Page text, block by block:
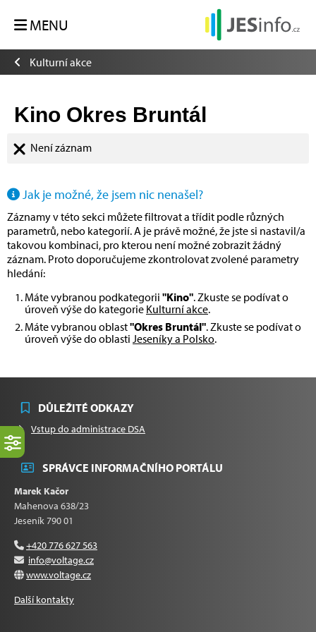
MENU
Kulturní akce
Kino Okres Bruntál
Není záznam
Jak je možné, že jsem nic nenašel?
Záznamy v této sekci můžete filtrovat a třídit podle různých
parametrů, nebo kategorií. A je právě možné, že jste si nastavil/a
takovou kombinaci, pro kterou není možné zobrazit žádný
záznam. Proto doporučujeme zkontrolovat zvolené parametry
hledání:
Máte vybranou podkategorii "Kino". Zkuste se podívat o
úroveň výše do kategorie Kulturní akce.
Máte vybranou oblast"Okres Bruntál". Zkuste se podívat o
úroveň výše do oblasti Jeseníky a Polsko.
DŮLEŽITÉ ODKAZY
Vstup do administrace DSA
SPRÁVCE INFORMAČNÍHO PORTÁLU
Marek Kačor
Mahenova 638/23
Jeseník 790 01
+420 776 627 563
info@voltage.cz
www.voltage.cz
Další kontakty